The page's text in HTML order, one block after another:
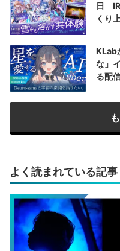
日
くり
KLab
な」
る配
よく読まれている記事